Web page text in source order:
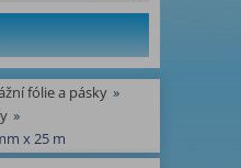
fólie a pásky »
»
x 25 m